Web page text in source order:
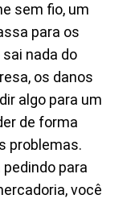
sem fio, um
para os
nada do
os danos
algo para um
de forma
problemas.
para
você